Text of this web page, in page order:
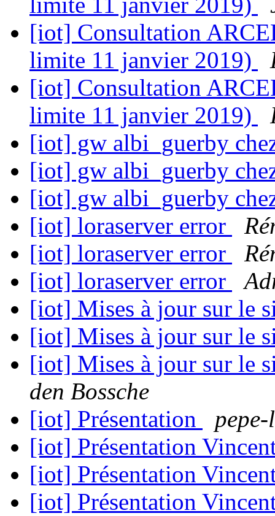
[iot] Consultation
limite 11 janvier 2019)
[iot] Consultation
limite 11 janvier 2019)
[iot] gw albi_guerby
[iot] gw albi_guerby
[iot] gw albi_guerby
[iot] loraserver error
[iot] loraserver error
[iot] loraserver error
[iot] Mises à jour sur le
[iot] Mises à jour sur le
[iot] Mises à jour sur le
den Bossche
[iot] Présentation
[iot] Présentation
[iot] Présentation
[iot] Présentation